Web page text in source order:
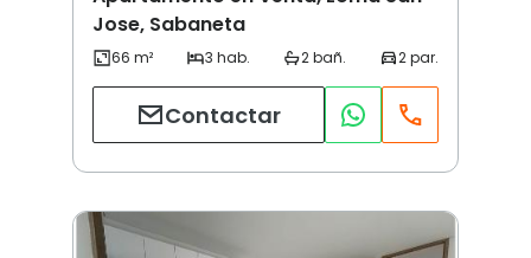
Jose, Sabaneta
Contactar